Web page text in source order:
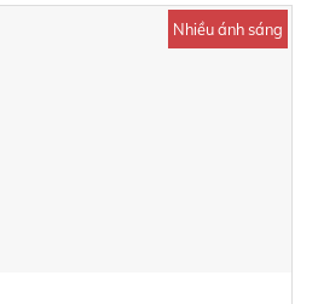
Nhiều ánh sáng